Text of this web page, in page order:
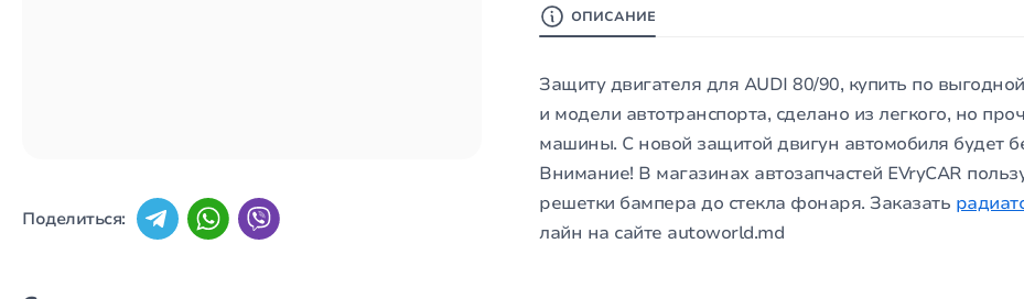
Поделиться:
ОПИСАНИЕ
Защиту двигателя для AUDI 80/90, купить по
и модели автотранспорта, сделано из легкого, но
машины. С новой защитой двигун автомобиля будет
Внимание! В магазинах автозапчастей EVryCAR
решетки бампера до стекла фонаря. Заказать
лайн на сайте autoworld.md